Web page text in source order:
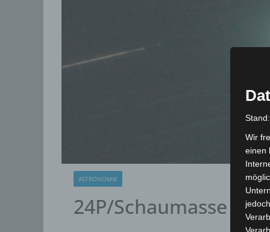
ASTRONOMIE
24P/Schaumasse
Wir
einen